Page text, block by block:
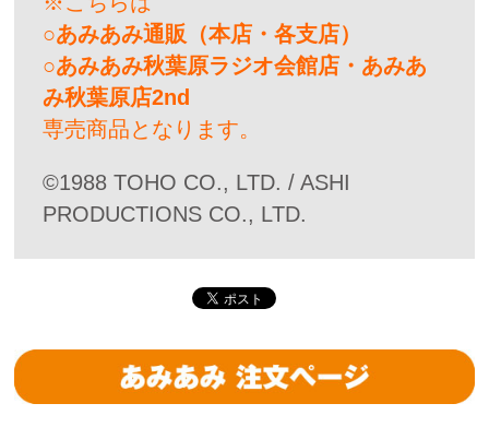
○あみあみ通販（本店・各支店）
○あみあみ秋葉原ラジオ会館店・あみあ
み秋葉原店2nd
専売商品となります。
©1988 TOHO CO., LTD. / ASHI
PRODUCTIONS CO., LTD.